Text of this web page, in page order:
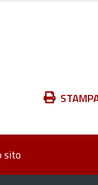
Azioni
sito